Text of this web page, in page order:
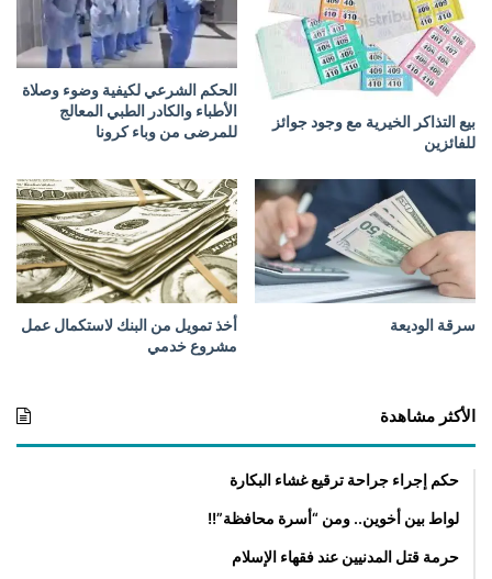
ع
ا
ج
ا
بيع التذاكر الخيرية مع وجود جوائز
للفائزين
الحكم الشرعي لكيفية وضوء وصلاة
الأطباء والكادر الطبي المعالج
للمرضى من وباء كرونا
سرقة الوديعة
أخذ تمويل من البنك لاستكمال عمل
مشروع خدمي
الأكثر مشاهدة
حكم إجراء جراحة ترقيع غشاء البكارة
لواط بين أخوين.. ومن “أسرة محافظة”!!
حرمة قتل المدنيين عند فقهاء الإسلام